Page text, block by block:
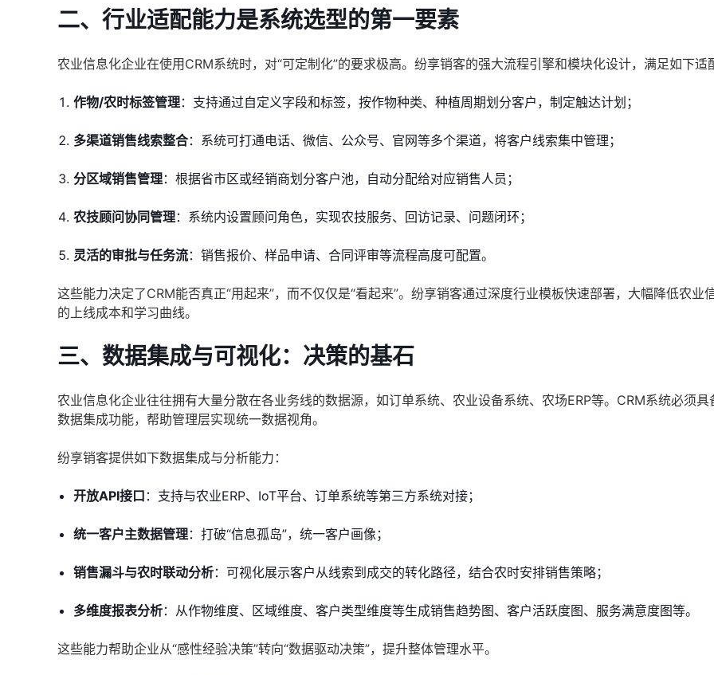
二、行业适配能力是系统选型的第一要素
农业信息化企业在使用CRM系统时，对“可定制化”的要求极高。纷享销客的强大流程引擎和模块化设计，满足如下适
作物/农时标签管理：支持通过自定义字段和标签，按作物种类、种植周期划分客户，制定触达计划；
多渠道销售线索整合：系统可打通电话、微信、公众号、官网等多个渠道，将客户线索集中管理；
分区域销售管理：根据省市区或经销商划分客户池，自动分配给对应销售人员；
农技顾问协同管理：系统内设置顾问角色，实现农技服务、回访记录、问题闭环；
灵活的审批与任务流：销售报价、样品申请、合同评审等流程高度可配置。
这些能力决定了CRM能否真正“用起来”，而不仅仅是“看起来”。纷享销客通过深度行业模板快速部署，大幅降低农业
的上线成本和学习曲线。
三、数据集成与可视化：决策的基石
农业信息化企业往往拥有大量分散在各业务线的数据源，如订单系统、农业设备系统、农场ERP等。CRM系统必须具
数据集成功能，帮助管理层实现统一数据视角。
纷享销客提供如下数据集成与分析能力：
开放API接口 ：支持与农业ERP、IoT平台、订单系统等第三方系统对接；
统一客户主数据管理：打破“信息孤岛”，统一客户画像；
销售漏斗与农时联动分析：可视化展示客户从线索到成交的转化路径，结合农时安排销售策略；
多维度报表分析：从作物维度、区域维度、客户类型维度等生成销售趋势图、客户活跃度图、服务满意度图等。
这些能力帮助企业从“感性经验决策”转向“数据驱动决策”，提升整体管理水平。